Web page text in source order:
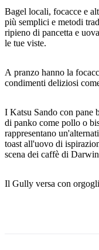
up
Bagel locali, focacce e
più semplici e metodi
ripieno di pancetta e
le tue viste.
A pranzo hanno la
condimenti deliziosi
I Katsu Sando con pane
di panko come pollo o
rappresentano
toast all'uovo di
scena dei caffè di
Il Gully versa con